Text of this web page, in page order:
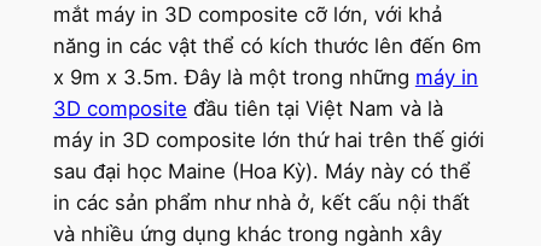
mắt máy in 3D composite cỡ lớn, với khả
năng in các vật thể có kích thước lên đến 6m
x 9m x 3.5m. Đây là một trong những máy in
3D composite đầu tiên tại Việt Nam và là
máy in 3D composite lớn thứ hai trên thế giới
sau đại học Maine (Hoa Kỳ). Máy này có thể
in các sản phẩm như nhà ở, kết cấu nội thất
và nhiều ứng dụng khác trong ngành xây